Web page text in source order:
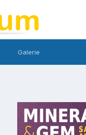
Galerie